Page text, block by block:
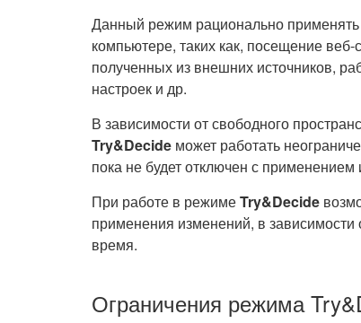
Данный режим рационально
компьютере, таких как, посещение
полученных из внешних источников,
настроек и др.
В зависимости от свободного
Try&Decide может работать
пока не будет отключен с
При работе в режимеTry&Decide
применения изменений, в зависимости
время.
Ограничения режима